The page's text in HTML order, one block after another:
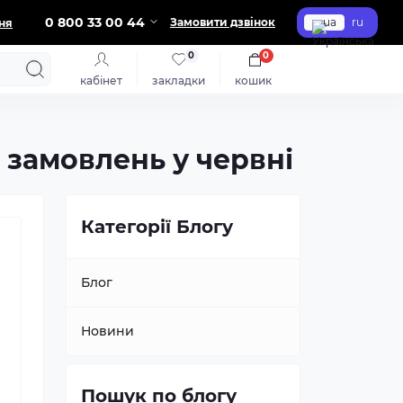
0 800 33 00 44 Замовити дзвінок ua ru
кабінет закладки
0
кошик
0
у червні
Категорії Блогу
Блог
Новини
Пошук по блогу